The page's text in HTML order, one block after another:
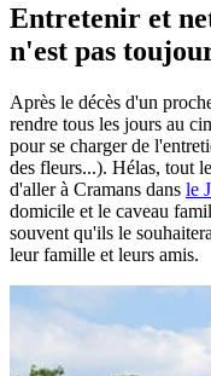
Entretenir et
n'est pas
Après le décès d'un
rendre tous les jours au
pour se charger de
des fleurs...). Hélas, tout
d'aller à Cramans dans le
domicile et le caveau
souvent qu'ils le
leur famille et leurs amis.